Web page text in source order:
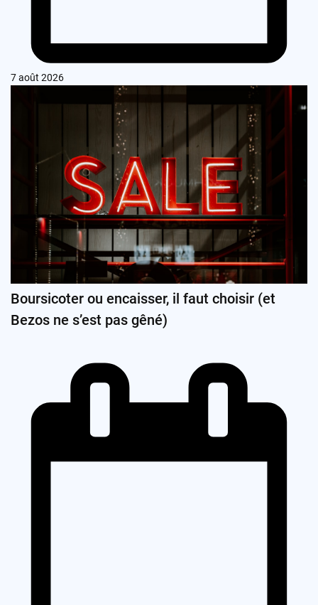
7 août 2026
Boursicoter ou encaisser, il faut choisir (et
Bezos ne s’est pas gêné)